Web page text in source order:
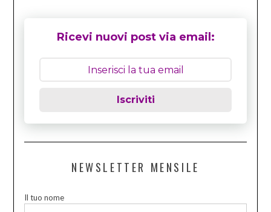
Ricevi nuovi post via email:
Iscriviti
NEWSLETTER MENSILE
Il tuo nome